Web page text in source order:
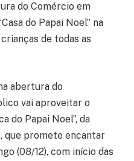
do Comércio em
do Papai Noel” na
de todas as
abertura do
vai aproveitar o
do Papai Noel”, da
que promete encantar
(08/12), com início das